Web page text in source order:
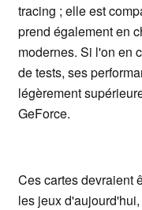
tracing ; elle est
prend également en
modernes. Si l'on en
de tests, ses
légèrement
GeForce.
Ces cartes devraient
les jeux